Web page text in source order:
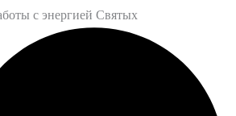
с энергией Святых